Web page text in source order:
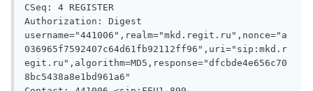
CSeq: 4 REGISTER
Authorization: Digest
username="441006",realm="mkd.regit.ru",nonce="a
036965f7592407c64d61fb92112ff96",uri="sip:mkd.r
egit.ru",algorithm=MD5,response="dfcbde4e656c70
8bc5438a8e1bd961a6"